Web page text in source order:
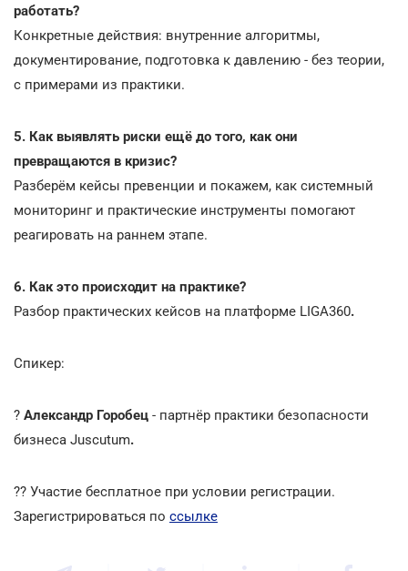
работать?
Конкретные действия: внутренние алгоритмы,
документирование, подготовка к давлению - без теории,
с примерами из практики.
5. Как выявлять риски ещё до того, как они
превращаются в кризис?
Разберём кейсы превенции и покажем, как системный
мониторинг и практические инструменты помогают
реагировать на раннем этапе.
6. Как это происходит на практике?
Разбор практических кейсов на платформе LIGA360.
Спикер:
? Александр Горобец - партнёр практики безопасности
бизнеса Juscutum.
?? Участие бесплатное при условии регистрации.
Зарегистрироваться по ссылке